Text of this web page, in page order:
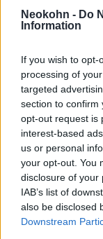
Neokohn - Do
Information
If you wish to
processing of
targeted
section to confirm
opt-out request is
interest-based
us or personal
your opt-out. You
disclosure of your
IAB’s list of
also be disclosed
Downstream
A Wall
az Iszlám
Kudsz erői
A különböző
értékelés
önállóan
regionális
részleteiről.